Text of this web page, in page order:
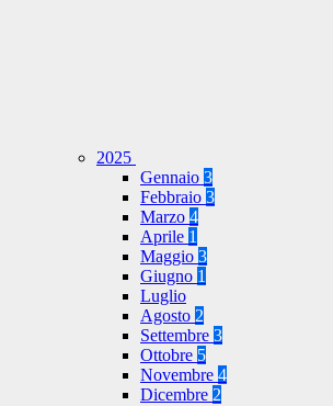
2025
Gennaio 3
Febbraio 3
Marzo 4
Aprile 1
Maggio 3
Giugno 1
Luglio
Agosto 2
Settembre 3
Ottobre 5
Novembre 4
Dicembre 2